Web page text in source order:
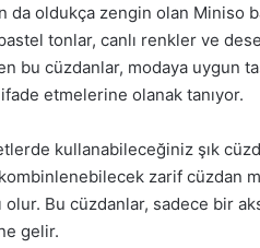
da oldukça zengin olan Miniso
tonlar, canlı renkler ve
bu cüzdanlar, modaya uygun
etmelerine olanak tanıyor.
kullanabileceğiniz şık
zarif cüzdan
olur. Bu cüzdanlar, sadece bir
gelir.